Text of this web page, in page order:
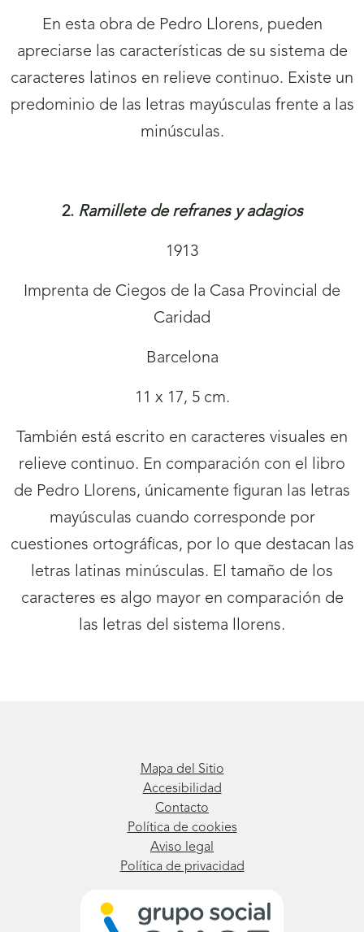
En esta obra de Pedro Llorens, pueden
apreciarse las características de su sistema de
caracteres latinos en relieve continuo. Existe un
predominio de las letras mayúsculas frente a las
minúsculas.
2.Ramillete de refranes y adagios
1913
Imprenta de Ciegos de la Casa Provincial de
Caridad
Barcelona
11 x 17, 5 cm.
También está escrito en caracteres visuales en
relieve continuo. En comparación con el libro
de Pedro Llorens, únicamente figuran las letras
mayúsculas cuando corresponde por
cuestiones ortográficas, por lo que destacan las
letras latinas minúsculas. El tamaño de los
caracteres es algo mayor en comparación de
las letras del sistema llorens.
Mapa del Sitio
Accesibilidad
Contacto
Política de cookies
Aviso legal
Política de privacidad